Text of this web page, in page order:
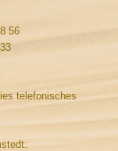
56
telefonisches